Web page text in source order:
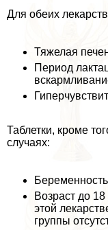
Для обеих
Тяжелая
Период
Таблетки, кроме
случаях:
Возраст до
этой
группы